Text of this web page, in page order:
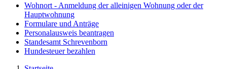
Wohnort - Anmeldung der alleinigen Wohnung oder der
Hauptwohnung
Formulare und Anträge
Personalausweis beantragen
Standesamt Schrevenborn
Hundesteuer bezahlen